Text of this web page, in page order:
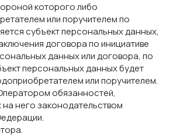
которого либо
или поручителем по
субъект персональных данных,
договора по инициативе
данных или договора, по
персональных данных будет
или поручителем.
обязанностей,
него законодательством